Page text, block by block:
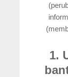
1.